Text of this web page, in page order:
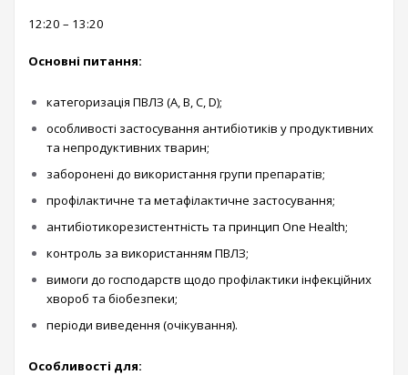
12:20 – 13:20
Основні питання:
категоризація ПВЛЗ (A, B, C, D);
особливості застосування антибіотиків у продуктивних
та непродуктивних тварин;
заборонені до використання групи препаратів;
профілактичне та метафілактичне застосування;
антибіотикорезистентність та принцип One Health;
контроль за використанням ПВЛЗ;
вимоги до господарств щодо профілактики інфекційних
хвороб та біобезпеки;
періоди виведення (очікування).
Особливості для: